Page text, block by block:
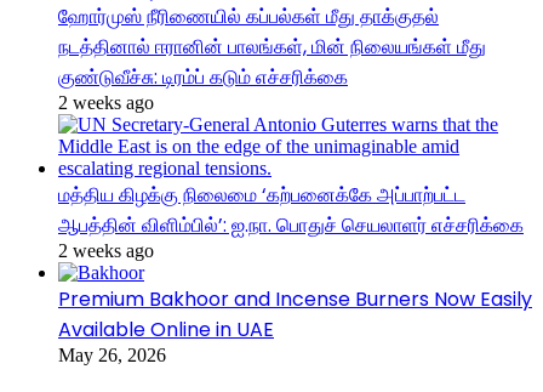
ஹோர்முஸ் நீரிணையில் கப்பல்கள் மீது தாக்குதல்
நடத்தினால் ஈரானின் பாலங்கள், மின் நிலையங்கள் மீது
குண்டுவீச்சு: டிரம்ப் கடும் எச்சரிக்கை
2 weeks ago
மத்திய கிழக்கு நிலைமை ‘கற்பனைக்கே அப்பாற்பட்ட
ஆபத்தின் விளிம்பில்’: ஐ.நா. பொதுச் செயலாளர் எச்சரிக்கை
2 weeks ago
Premium Bakhoor and Incense Burners Now Easily
Available Online in UAE
May 26, 2026